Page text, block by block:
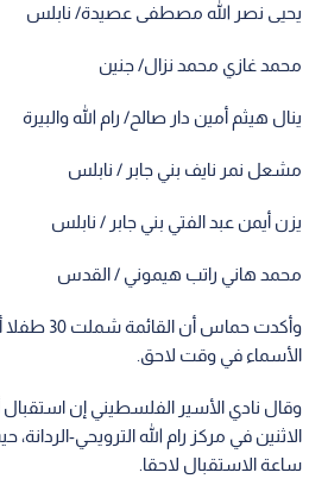
يحيى نصر الله مصطفى عصيدة/ نابلس
محمد غازي محمد نزال/ جنين
ينال هيثم أمين دار صالح/ رام الله والبيرة
مشعل نمر نايف بني جابر / نابلس
يزن أيمن عبد الفتي بني جابر / نابلس
محمد هاني راتب هيموني / القدس
وأكدت حماس
الأسماء في وقت لاحق.
وقال نادي الأسير الفلسطيني إن استقبال
الاثنين في مركز رام الله الترويحي-
ساعة الاستقبال لاحقا.